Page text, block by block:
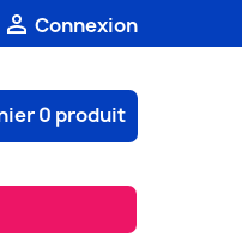
 Connexion
0 produit